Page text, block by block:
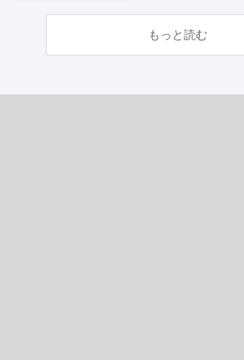
もっと読む